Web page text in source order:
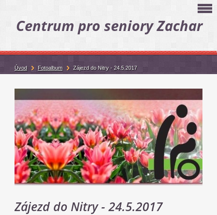
Centrum pro seniory Zachar
Zájezd do Nitry - 24.5.2017
Úvod Fotoalbum Zájezd do Nitry - 24.5.2017